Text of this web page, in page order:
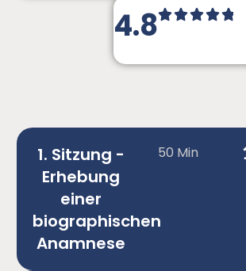
4.8
1. Sitzung -
Erhebung
einer
biographischen
Anamnese
50 Min